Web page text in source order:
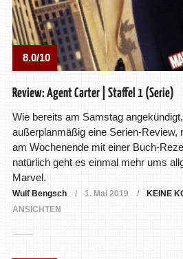
8.0/10
Review: Agent Carter | Staffel 1 (Serie)
Wie bereits am Samstag
außerplanmäßig eine Serien-Review,
am Wochenende mit einer Buch-
natürlich geht es einmal mehr ums
Marvel.
Wulf Bengsch 1. Mai 2019 KEINE
ANSICHTEN